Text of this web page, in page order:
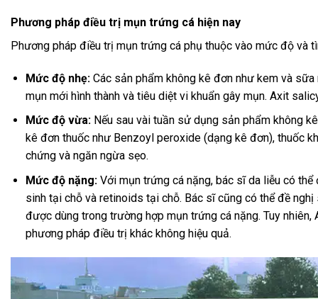
Phương pháp điều trị mụn trứng cá hiện nay
Phương pháp điều trị mụn trứng cá phụ thuộc vào mức độ và
Mức độ nhẹ:Các sản phẩm không kê đơn như kem và
mụn mới hình thành và tiêu diệt vi khuẩn gây mụn. Axit
Mức độ vừa:Nếu sau vài tuần sử dụng sản phẩm không
kê đơn thuốc như Benzoyl peroxide (dạng kê đơn), thuốc
chứng và ngăn ngừa sẹo.
Mức độ nặng:Với mụn trứng cá nặng, bác sĩ da liễu có
sinh tại chỗ và retinoids tại chỗ. Bác sĩ cũng có thể đề
được dùng trong trường hợp mụn trứng cá nặng. Tuy
phương pháp điều trị khác không hiệu quả.